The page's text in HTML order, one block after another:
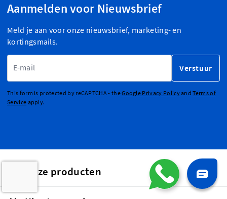
Aanmelden voor Nieuwsbrief
Meld je aan voor onze nieuwsbrief, marketing- en
kortingsmails.
Verstuur
This form is protected by reCAPTCHA - theGoogle Privacy PolicyandTerms of
Service apply.
Onze producten